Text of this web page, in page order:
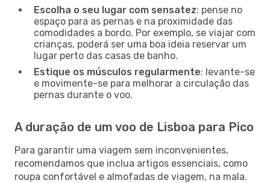
Escolha o seu lugar com sensatez: pense no
espaço para as pernas e na proximidade das
comodidades a bordo. Por exemplo, se viajar com
crianças, poderá ser uma boa ideia reservar um
lugar perto das casas de banho.
Estique os músculos regularmente: levante-se
e movimente-se para melhorar a circulação das
pernas durante o voo.
A duração de um voo de Lisboa para Pico
Para garantir uma viagem sem inconvenientes,
recomendamos que inclua artigos essenciais, como
roupa confortável e almofadas de viagem, na mala.